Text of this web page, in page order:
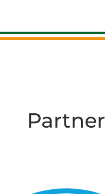
Partner